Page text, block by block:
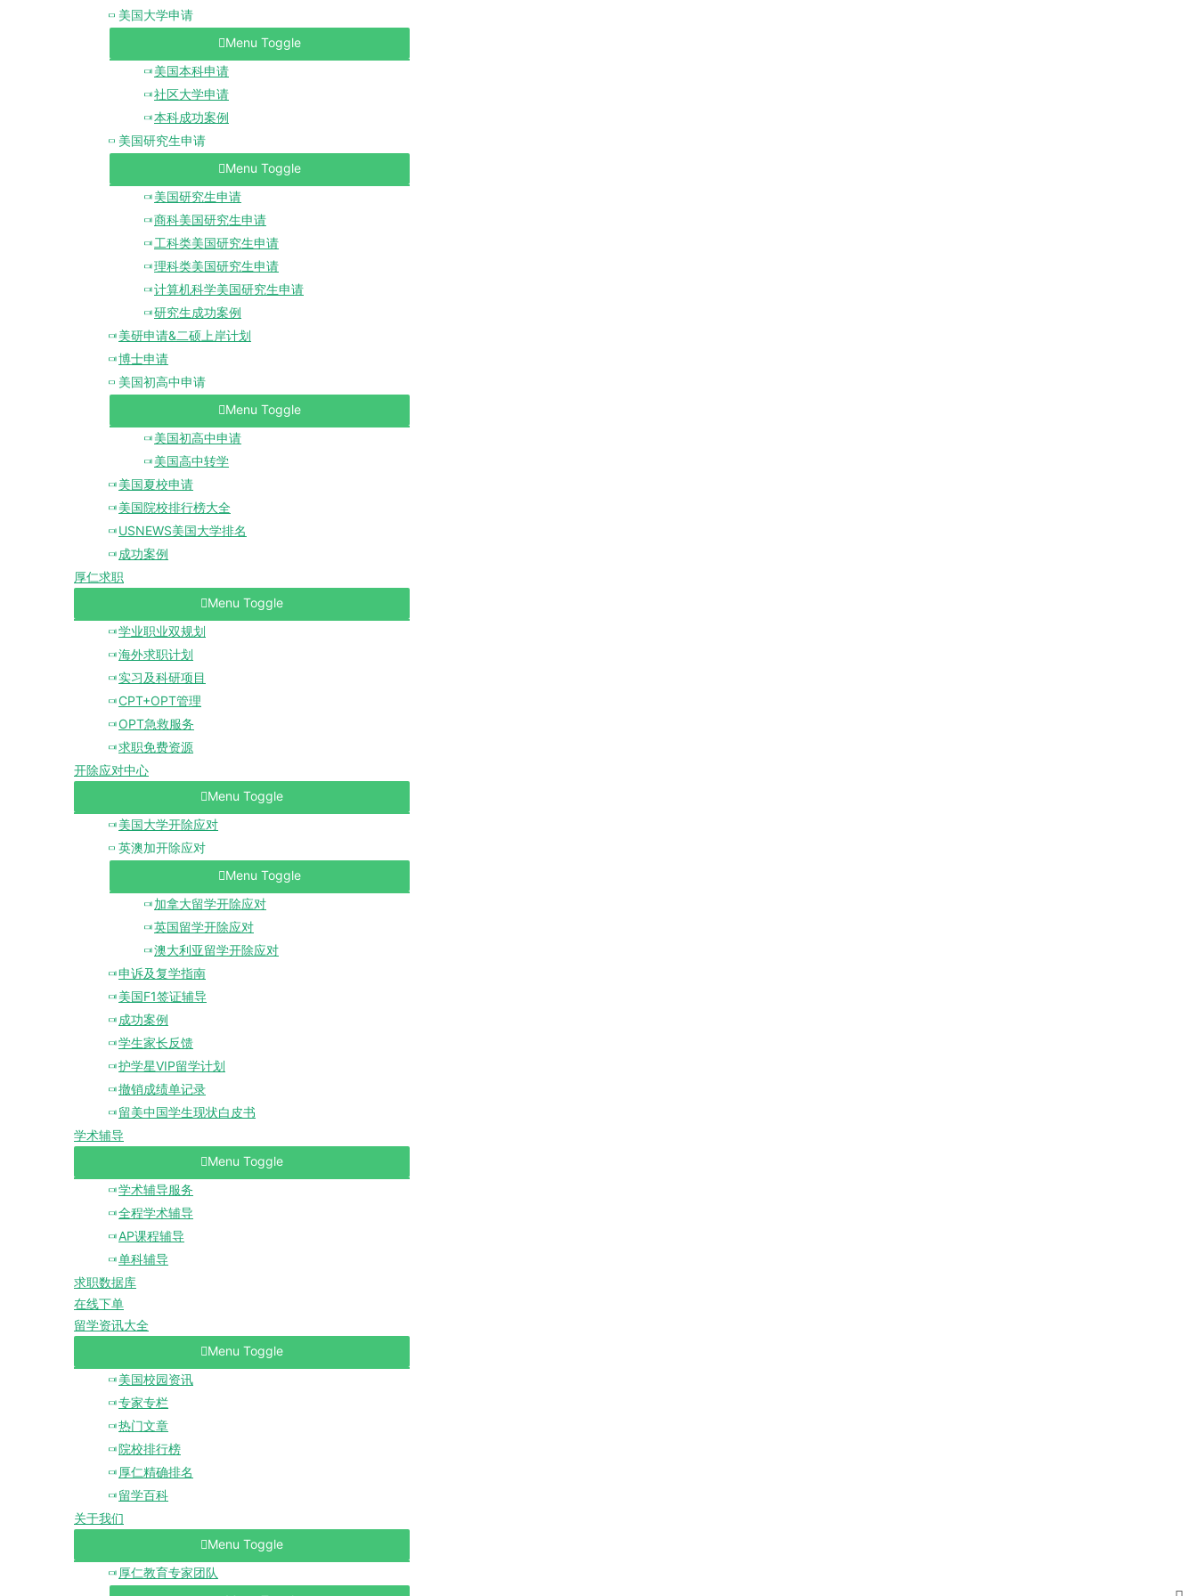
美国大学申请
Menu Toggle
美国本科申请
社区大学申请
本科成功案例
美国研究生申请
Menu Toggle
美国研究生申请
商科美国研究生申请
工科类美国研究生申请
理科类美国研究生申请
计算机科学美国研究生申请
研究生成功案例
美研申请&二硕上岸计划
博士申请
美国初高中申请
Menu Toggle
美国初高中申请
美国高中转学
美国夏校申请
美国院校排行榜大全
USNEWS美国大学排名
成功案例
厚仁求职
Menu Toggle
学业职业双规划
海外求职计划
实习及科研项目
CPT+OPT管理
OPT急救服务
求职免费资源
开除应对中心
Menu Toggle
美国大学开除应对
英澳加开除应对
Menu Toggle
加拿大留学开除应对
英国留学开除应对
澳大利亚留学开除应对
申诉及复学指南
美国F1签证辅导
成功案例
学生家长反馈
护学星VIP留学计划
撤销成绩单记录
留美中国学生现状白皮书
学术辅导
Menu Toggle
学术辅导服务
全程学术辅导
AP课程辅导
单科辅导
求职数据库
在线下单
留学资讯大全
Menu Toggle
美国校园资讯
专家专栏
热门文章
院校排行榜
厚仁精确排名
留学百科
关于我们
Menu Toggle
厚仁教育专家团队